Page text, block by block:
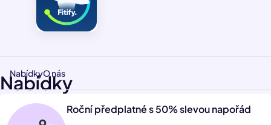
NabídkyO nás
Nabídky
Roční předplatné s 50% slevou napořád